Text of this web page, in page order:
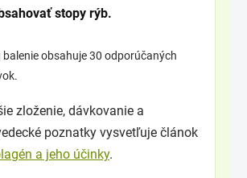
stopy rýb.
obsahuje 30 odporúčaných
zloženie, dávkovanie a
poznatky vysvetľuje článok
a jeho účinky.